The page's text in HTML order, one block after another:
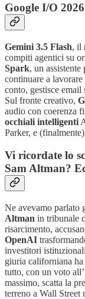
Google I/O
Gemini 3.5 Flash, il
compiti agentici su
Spark, un
continuare a lavorare
conto, gestisce
Sul fronte creativo,
audio con coerenza
occhiali intelligenti
Parker, e
Vi ricordate lo
Sam Altman?
Ne avevamo parlato
Altman in tribunale
risarcimento,
OpenAI
investitori
giuria californiana
tutto, con un voto
massimo, scatta la
terreno a Wall Street